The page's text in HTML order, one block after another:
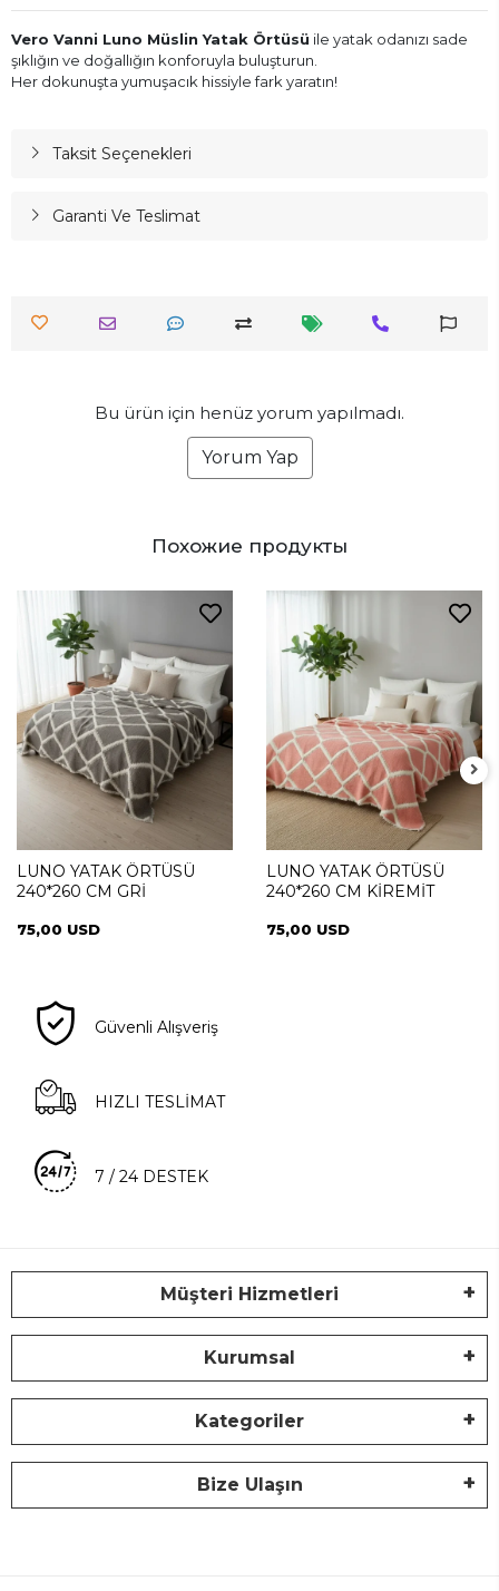
Vero Vanni Luno Müslin Yatak Örtüsü ile yatak odanızı sade
şıklığın ve doğallığın konforuyla buluşturun.
Her dokunuşta yumuşacık hissiyle fark yaratın!
Taksit Seçenekleri
Garanti Ve Teslimat
Bu ürün için henüz yorum yapılmadı.
Yorum Yap
Похожие продукты
LUNO YATAK ÖRTÜSÜ
240*260 CM GRİ
75,00 USD
LUNO YATAK ÖRTÜSÜ
240*260 CM KİREMİT
75,00 USD
Güvenli Alışveriş
HIZLI TESLİMAT
7 / 24 DESTEK
Müşteri Hizmetleri
Kurumsal
Kategoriler
Bize Ulaşın